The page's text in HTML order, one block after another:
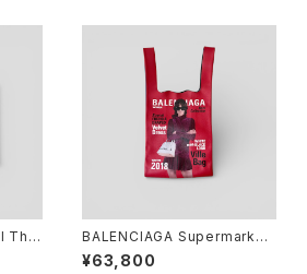
The
W
BALENCIAGA Supermarket
Shopper Tote
¥63,800